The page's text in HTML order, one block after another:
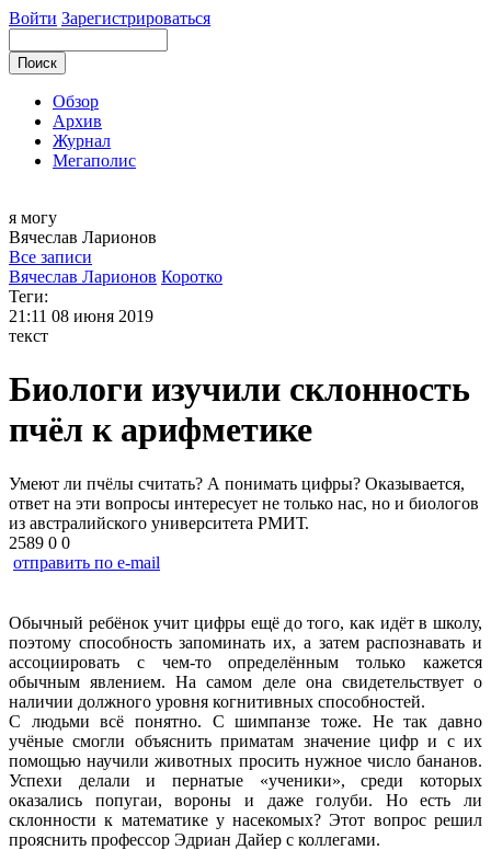
Войти Зарегистрироваться
Обзор
Архив
Журнал
Мегаполис
я могу
Вячеслав Ларионов
Все записи
Вячеслав Ларионов Коротко
Теги:
21:11 08 июня 2019
текст
Биологи изучили склонность
пчёл к арифметике
Умеют ли пчёлы считать? А понимать цифры? Оказывается,
ответ на эти вопросы интересует не только нас, но и биологов
из австралийского университета РМИТ.
2589 0 0
отправить по e-mail
Обычный ребёнок учит цифры ещё до того, как идёт в школу,
поэтому способность запоминать их, а затем распознавать и
ассоциировать с чем-то определённым только кажется
обычным явлением. На самом деле она свидетельствует о
наличии должного уровня когнитивных способностей.
С людьми всё понятно. С шимпанзе тоже. Не так давно
учёные смогли объяснить приматам значение цифр и с их
помощью научили животных просить нужное число бананов.
Успехи делали и пернатые «ученики», среди которых
оказались попугаи, вороны и даже голуби. Но есть ли
склонности к математике у насекомых? Этот вопрос решил
прояснить профессор Эдриан Дайер с коллегами.